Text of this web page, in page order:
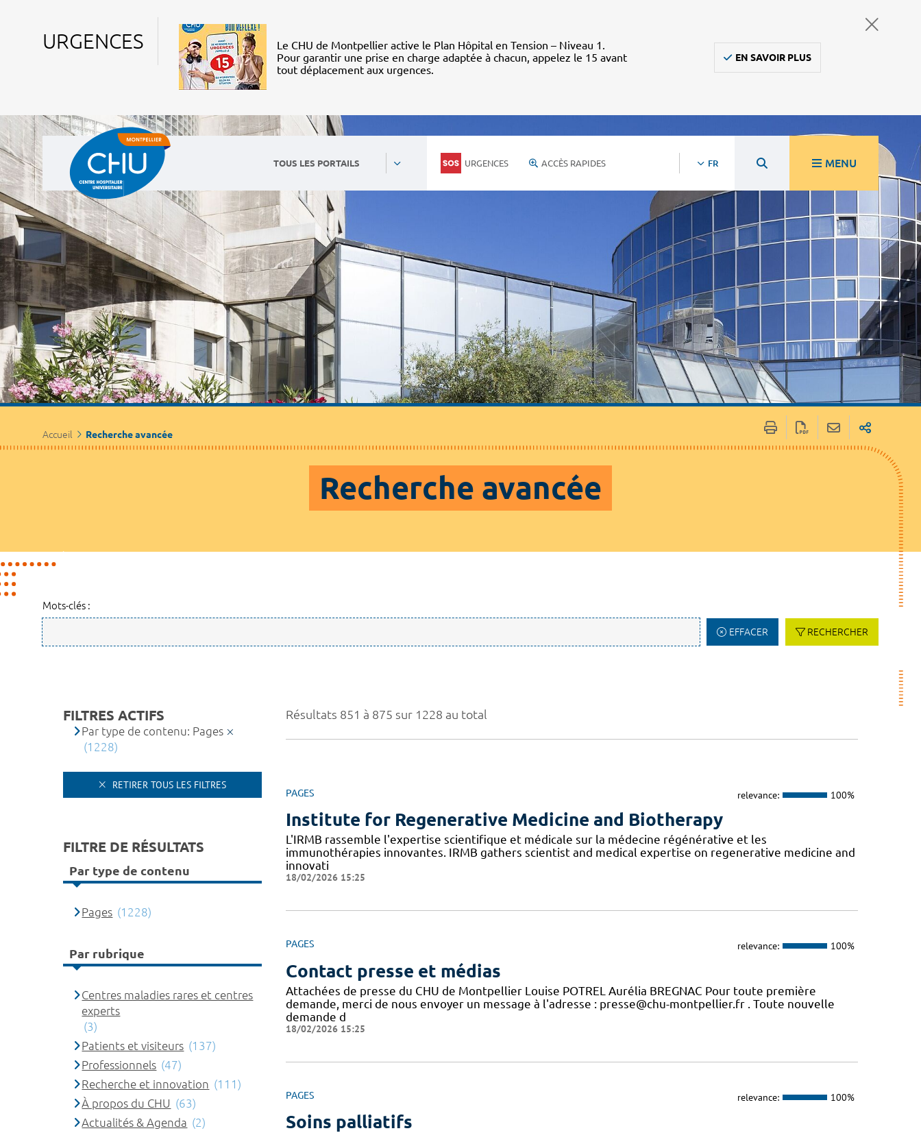
URGENCES
Le CHU de Montpellier active le Plan Hôpital en Tension – Niveau 1.
Pour garantir une prise en charge adaptée à chacun, appelez le 15 avant
tout déplacement aux urgences.
EN SAVOIR PLUS
TOUS LES PORTAILS URGENCES ACCÈS RAPIDES FR MENU
Accueil Recherche avancée
Recherche avancée
Mots-clés :
EFFACER RECHERCHER
Résultats 851 à 875 sur 1228 au total
PAGES relevance: 100%
Institute for Regenerative Medicine and Biotherapy
L'IRMB rassemble l'expertise scientifique et médicale sur la médecine régénérative et les
immunothérapies innovantes. IRMB gathers scientist and medical expertise on regenerative medicine and
innovati
18/02/2026 15:25
PAGES relevance: 100%
Contact presse et médias
Attachées de presse du CHU de Montpellier Louise POTREL Aurélia BREGNAC Pour toute première
demande, merci de nous envoyer un message à l'adresse : presse@chu-montpellier.fr . Toute nouvelle
demande d
18/02/2026 15:25
PAGES relevance: 100%
Soins palliatifs
FILTRES ACTIFS
Par type de contenu: Pages
(1228)
RETIRER TOUS LES FILTRES
FILTRE DE RÉSULTATS
Par type de contenu
Pages (1228)
Par rubrique
Centres maladies rares et centres
experts
(3)
Patients et visiteurs (137)
Professionnels (47)
Recherche et innovation (111)
À propos du CHU (63)
Actualités & Agenda (2)